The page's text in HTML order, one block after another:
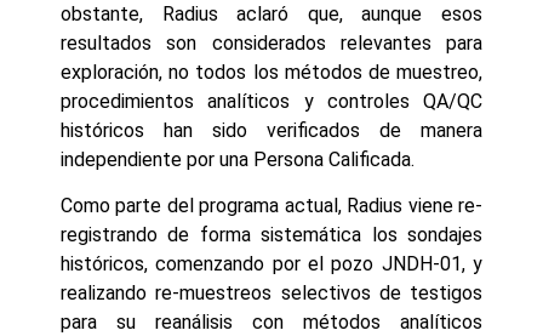
obstante, Radius aclaró que, aunque esos
resultados son considerados relevantes para
exploración, no todos los métodos de muestreo,
procedimientos analíticos y controles QA/QC
históricos han sido verificados de manera
independiente por una Persona Calificada.
Como parte del programa actual, Radius viene re-
registrando de forma sistemática los sondajes
históricos, comenzando por el pozo JNDH-01, y
realizando re-muestreos selectivos de testigos
para su reanálisis con métodos analíticos